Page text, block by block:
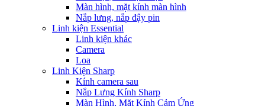
Màn hình, mặt kính màn hình
Nắp lưng, nắp đậy pin
Linh kiện Essential
Linh kiện khác
Camera
Loa
Linh Kiện Sharp
Kính camera sau
Nắp Lưng Kính Sharp
Màn Hình, Mặt Kính Cảm Ứng